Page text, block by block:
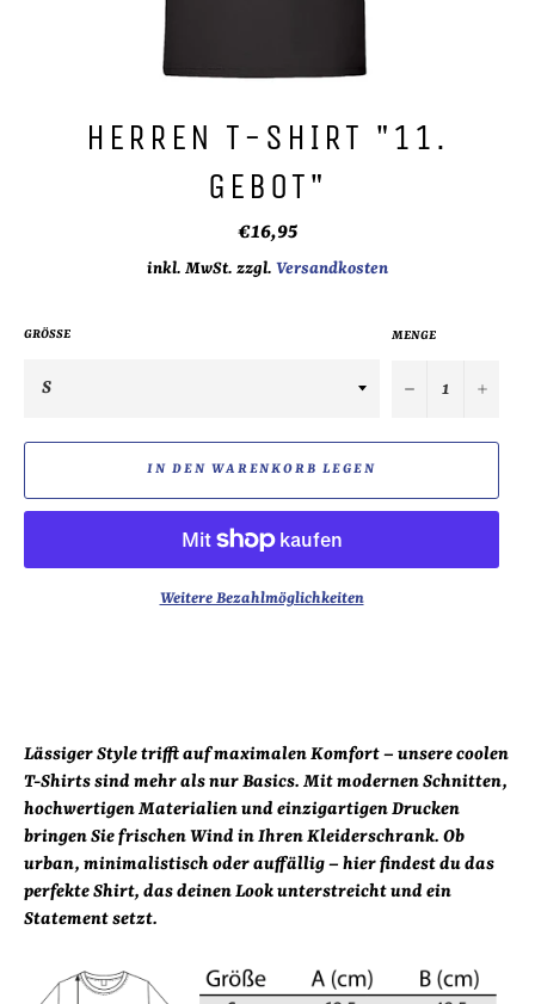
HERREN T-SHIRT "11.
GEBOT"
Normaler
€16,95
inkl. MwSt. zzgl. Versandkosten
GRÖSSE MENGE
− +
IN DEN WARENKORB LEGEN
Weitere Bezahlmöglichkeiten
Lässiger Style trifft auf maximalen Komfort – unsere coolen
T-Shirts sind mehr als nur Basics. Mit modernen Schnitten,
hochwertigen Materialien und einzigartigen Drucken
bringen Sie frischen Wind in Ihren Kleiderschrank. Ob
urban, minimalistisch oder auffällig – hier findest du das
perfekte Shirt, das deinen Look unterstreicht und ein
Statement setzt.